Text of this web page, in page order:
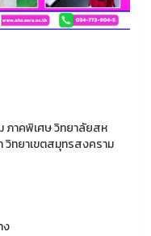
ภาคพิเศษ วิทยาลัยสห
วิทยาเขตสมุทรสงคราม
ง